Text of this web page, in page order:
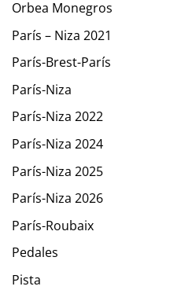
Orbea Monegros
París – Niza 2021
París-Brest-París
París-Niza
París-Niza 2022
París-Niza 2024
París-Niza 2025
París-Niza 2026
París-Roubaix
Pedales
Pista